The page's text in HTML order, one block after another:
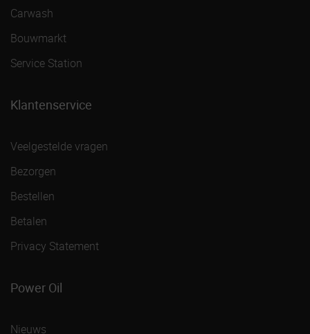
Carwash
Bouwmarkt
Service Station
Klantenservice
Veelgestelde vragen
Bezorgen
Bestellen
Betalen
Privacy Statement
Power Oil
Nieuws